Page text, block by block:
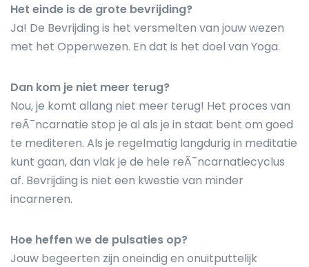
Het einde is de grote bevrijding?
Ja! De Bevrijding is het versmelten van jouw wezen
met het Opperwezen. En dat is het doel van Yoga.
Dan kom je niet meer terug?
Nou, je komt allang niet meer terug! Het proces van
reÃ¯ncarnatie stop je al als je in staat bent om goed
te mediteren. Als je regelmatig langdurig in meditatie
kunt gaan, dan vlak je de hele reÃ¯ncarnatiecyclus
af. Bevrijding is niet een kwestie van minder
incarneren.
Hoe heffen we de pulsaties op?
Jouw begeerten zijn oneindig en onuitputtelijk